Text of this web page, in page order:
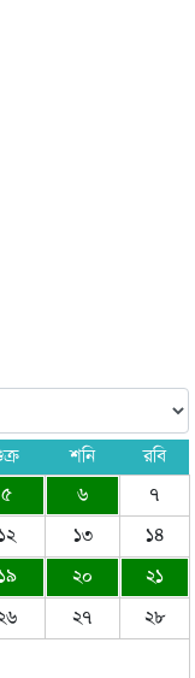
শনি
রবি
৫ ৬
৭
১৩
১৪
২০
২১
২৭
২৮